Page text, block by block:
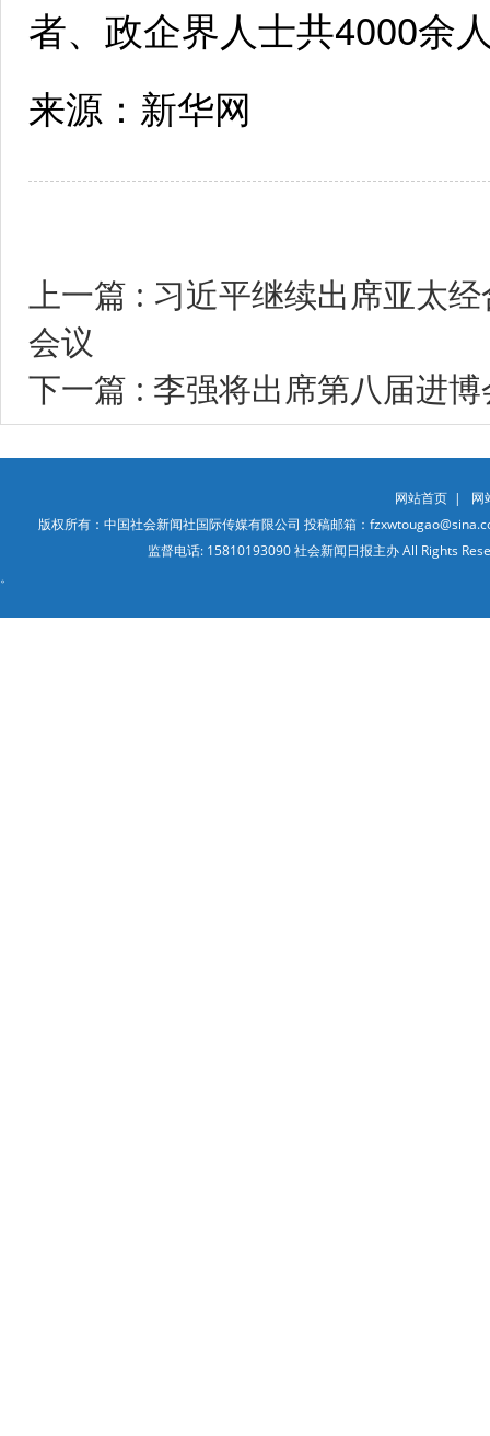
者、政企界人士共4000余
来源：新华网
上一篇 : 习近平继续出席亚太
会议
下一篇 : 李强将出席第八届进
网站首页 | 网
版权所有：中国社会新闻社国际传媒有限公司 投稿邮箱：
监督电话: 15810193090 社会新闻日报主办 All Rights
。